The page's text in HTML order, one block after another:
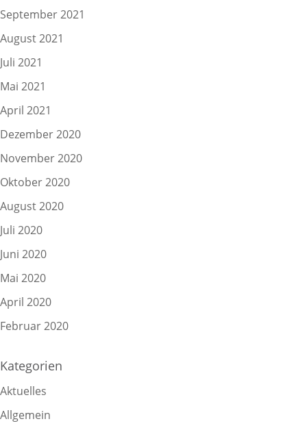
September 2021
August 2021
Juli 2021
Mai 2021
April 2021
Dezember 2020
November 2020
Oktober 2020
August 2020
Juli 2020
Juni 2020
Mai 2020
April 2020
Februar 2020
Kategorien
Aktuelles
Allgemein